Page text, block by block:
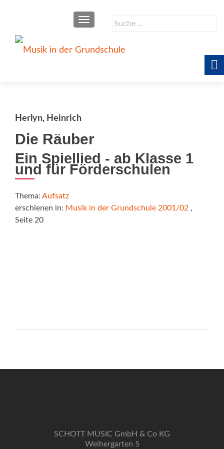
Suche
SCHALTE NAVIGATION
Herlyn, Heinrich
Die Räuber
Ein Spiellied - ab Klasse 1
und für Förderschulen
Thema: Aufsatz
erschienen in: Musik in der Grundschule 2001/02 ,
Seite 20
SCHOTT MUSIC GmbH & Co KG
Weihergarten 5